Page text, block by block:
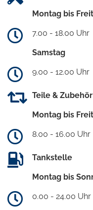
Montag bis
7.00 - 18.00 Uhr
Samstag
9.00 - 12.00 Uhr
Teile & Zubehör
Montag bis
8.00 - 16.00 Uhr
Tankstelle
Montag bis
0.00 - 24.00 Uhr